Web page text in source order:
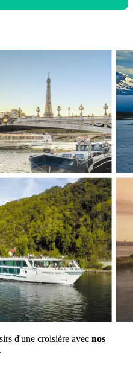
d'une croisière avec nos